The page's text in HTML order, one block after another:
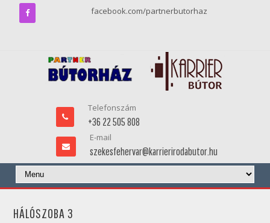
facebook.com/partnerbutorhaz
Telefonszám
+36 22 505 808
E-mail
szekesfehervar@karrierirodabutor.hu
HÁLÓSZOBA 3